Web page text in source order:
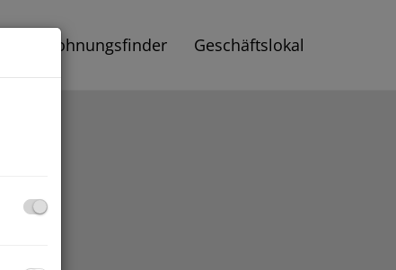
Wohnungsfinder Geschäftslokal